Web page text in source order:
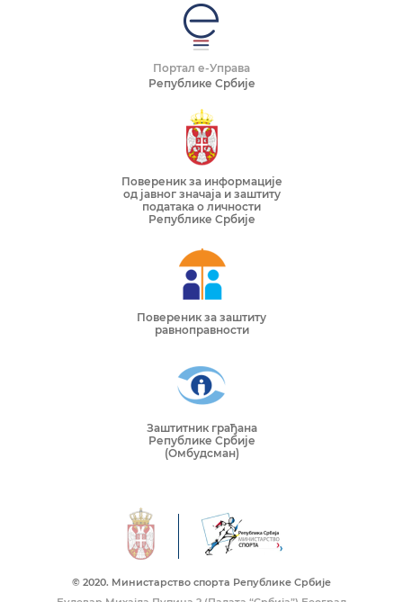
Портал е-Управа
Републике Србије
Повереник за информације
од јавног значаја и заштиту
података о личности
Републике Србије
Повереник за заштиту
равноправности
Заштитник грађана
Републике Србије
(Омбудсман)
© 2020. Mинистарство спорта Републике Србије